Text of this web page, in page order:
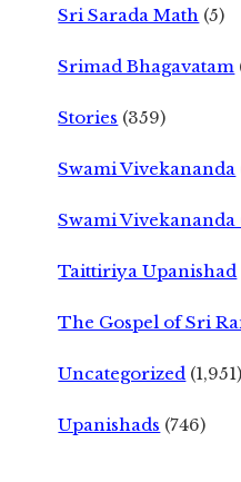
Sri Sarada Math (5)
Srimad Bhagavatam
Stories (359)
Swami Vivekananda
Swami Vivekananda
Taittiriya Upanishad
The Gospel of Sri
Uncategorized (1,951)
Upanishads (746)